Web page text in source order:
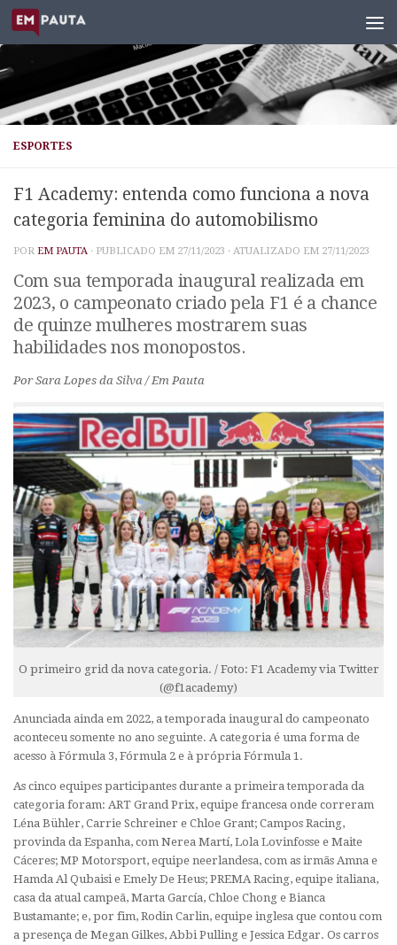
Skip to content
ESPORTES
F1 Academy: entenda como funciona a nova
categoria feminina do automobilismo
POR EM PAUTA · PUBLICADO EM 27/11/2023 · ATUALIZADO EM 27/11/2023
Com sua temporada inaugural realizada em
2023, o campeonato criado pela F1 é a chance
de quinze mulheres mostrarem suas
habilidades nos monopostos.
Por Sara Lopes da Silva / Em Pauta
O primeiro grid da nova categoria. / Foto: F1 Academy via Twitter
(@f1academy)
Anunciada ainda em 2022, a temporada inaugural do campeonato
aconteceu somente no ano seguinte. A categoria é uma forma de
acesso à Fórmula 3, Fórmula 2 e à própria Fórmula 1.
As cinco equipes participantes durante a primeira temporada da
categoria foram: ART Grand Prix, equipe francesa onde correram
Léna Bühler, Carrie Schreiner e Chloe Grant; Campos Racing,
provinda da Espanha, com Nerea Martí, Lola Lovinfosse e Maite
Cáceres; MP Motorsport, equipe neerlandesa, com as irmãs Amna e
Hamda Al Qubaisi e Emely De Heus; PREMA Racing, equipe italiana,
casa da atual campeã, Marta García, Chloe Chong e Bianca
Bustamante; e, por fim, Rodin Carlin, equipe inglesa que contou com
a presença de Megan Gilkes, Abbi Pulling e Jessica Edgar. Os carros